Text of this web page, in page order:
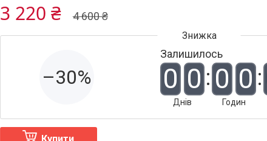
4 600 ₴
3 220 ₴
–30%
Залишилось
0 0
Днів
0 0
Годин